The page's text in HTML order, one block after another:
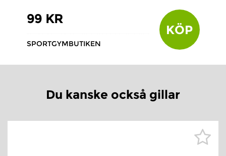
99 KR
SPORTGYMBUTIKEN
KÖP
Du kanske också gillar